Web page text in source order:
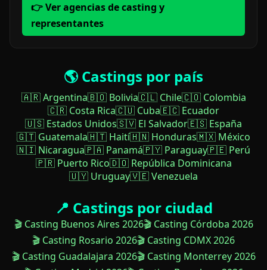
👉 Ver agencias de casting y
representantes
🌎 Castings por país
🇦🇷 Argentina🇧🇴 Bolivia🇨🇱 Chile🇨🇴 Colombia
🇨🇷 Costa Rica🇨🇺 Cuba🇪🇨 Ecuador
🇺🇸 Estados Unidos🇸🇻 El Salvador🇪🇸 España
🇬🇹 Guatemala🇭🇹 Haití🇭🇳 Honduras🇲🇽 México
🇳🇮 Nicaragua🇵🇦 Panamá🇵🇾 Paraguay🇵🇪 Perú
🇵🇷 Puerto Rico🇩🇴 República Dominicana
🇺🇾 Uruguay🇻🇪 Venezuela
📍 Castings por ciudad
🎬 Casting Buenos Aires 2026🎬 Casting Córdoba 2026
🎬 Casting Rosario 2026🎬 Casting CDMX 2026
🎬 Casting Guadalajara 2026🎬 Casting Monterrey 2026